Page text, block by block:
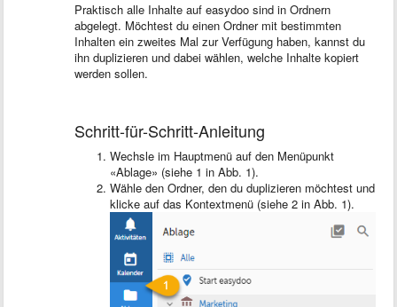
Praktisch alle Inhalte auf easydoo sind in Ordnern
abgelegt. Möchtest du einen Ordner mit bestimmten
Inhalten ein zweites Mal zur Verfügung haben, kannst du
ihn duplizieren und dabei wählen, welche Inhalte kopiert
werden sollen.
Schritt-für-Schritt-Anleitung
Wechsle im Hauptmenü auf den Menüpunkt
«Ablage» (siehe 1 in Abb. 1).
Wähle den Ordner, den du duplizieren möchtest und
klicke auf das Kontextmenü (siehe 2 in Abb. 1).